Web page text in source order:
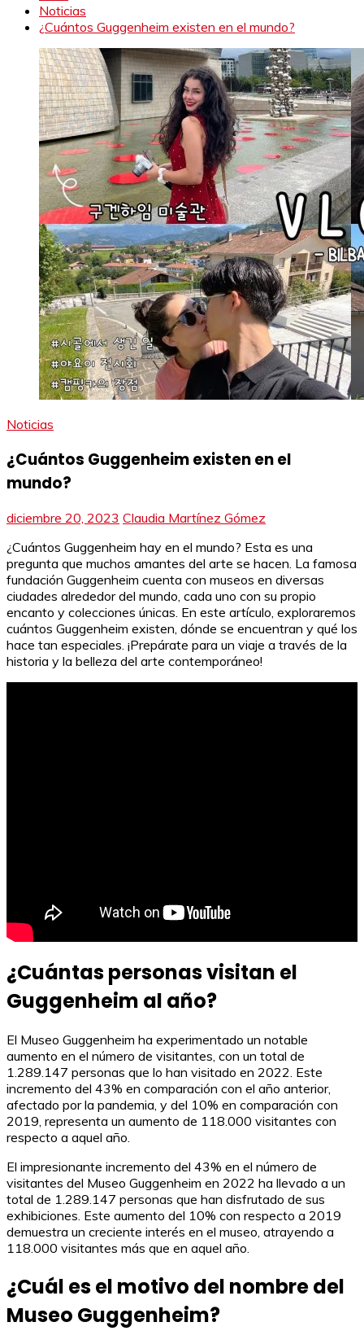
Noticias
¿Cuántos Guggenheim existen en el mundo?
Noticias
¿Cuántos Guggenheim existen en el
mundo?
diciembre 20, 2023 Claudia Martínez Gómez
¿Cuántos Guggenheim hay en el mundo? Esta es una
pregunta que muchos amantes del arte se hacen. La famosa
fundación Guggenheim cuenta con museos en diversas
ciudades alrededor del mundo, cada uno con su propio
encanto y colecciones únicas. En este artículo, exploraremos
cuántos Guggenheim existen, dónde se encuentran y qué los
hace tan especiales. ¡Prepárate para un viaje a través de la
historia y la belleza del arte contemporáneo!
¿Cuántas personas visitan el
Guggenheim al año?
El Museo Guggenheim ha experimentado un notable
aumento en el número de visitantes, con un total de
1.289.147 personas que lo han visitado en 2022. Este
incremento del 43% en comparación con el año anterior,
afectado por la pandemia, y del 10% en comparación con
2019, representa un aumento de 118.000 visitantes con
respecto a aquel año.
El impresionante incremento del 43% en el número de
visitantes del Museo Guggenheim en 2022 ha llevado a un
total de 1.289.147 personas que han disfrutado de sus
exhibiciones. Este aumento del 10% con respecto a 2019
demuestra un creciente interés en el museo, atrayendo a
118.000 visitantes más que en aquel año.
¿Cuál es el motivo del nombre del
Museo Guggenheim?